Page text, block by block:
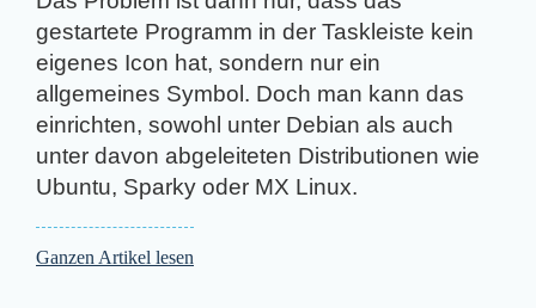
gestartete Programm in der Taskleiste kein
eigenes Icon hat, sondern nur ein
allgemeines Symbol. Doch man kann das
einrichten, sowohl unter Debian als auch
unter davon abgeleiteten Distributionen wie
Ubuntu, Sparky oder MX Linux.
Ganzen Artikel lesen